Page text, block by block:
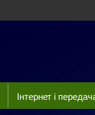
Інтернет і